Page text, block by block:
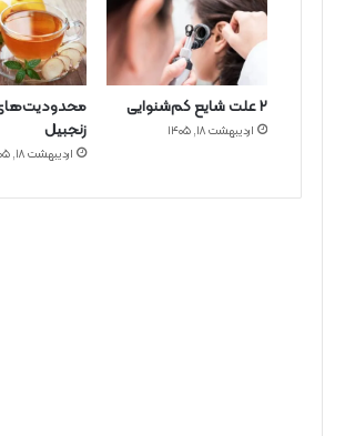
۲ علت شایع‌ کم‌شنوایی
اردیبهشت ۱۸, ۱۴۰۵
زنجبیل
اردیبهشت ۱۸, ۱۴۰۵